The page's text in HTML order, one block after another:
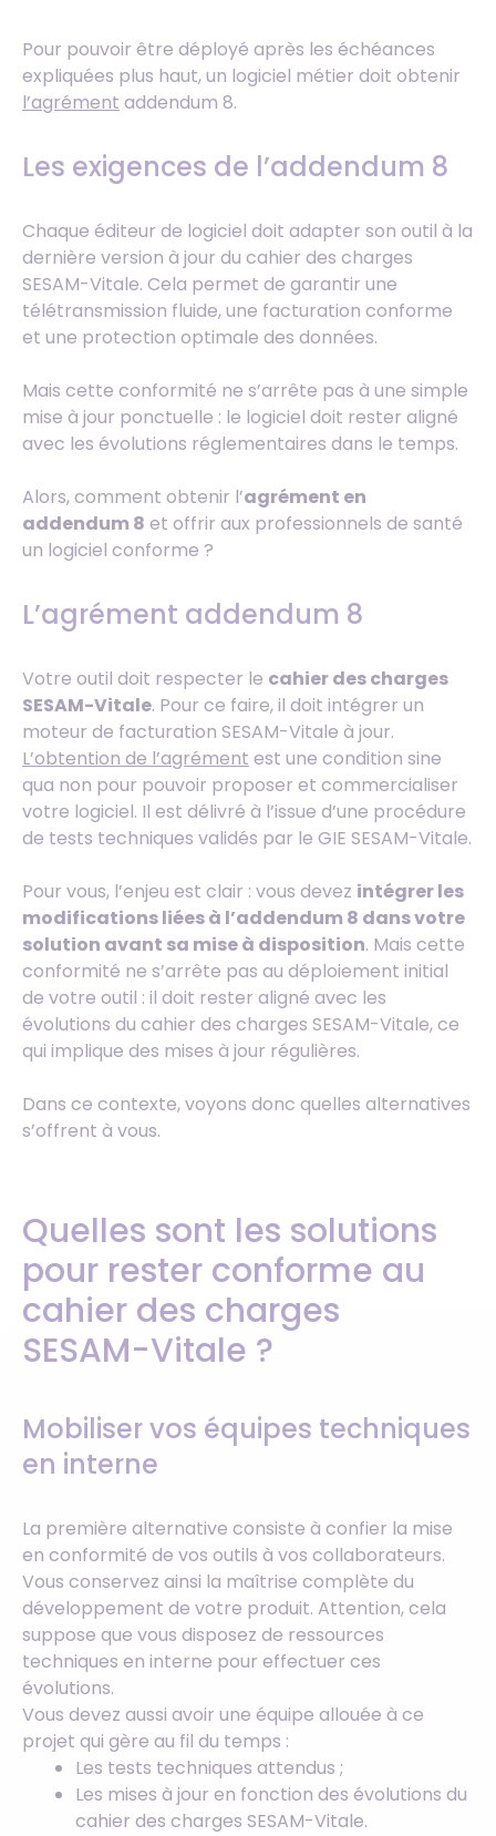
Pour pouvoir être déployé après les échéances
expliquées plus haut, un logiciel métier doit obtenir
l’agrément addendum 8.
Les exigences de l’addendum 8
Chaque éditeur de logiciel doit adapter son outil à la
dernière version à jour du cahier des charges
SESAM-Vitale. Cela permet de garantir une
télétransmission fluide, une facturation conforme
et une protection optimale des données.
Mais cette conformité ne s’arrête pas à une simple
mise à jour ponctuelle : le logiciel doit rester aligné
avec les évolutions réglementaires dans le temps.
Alors, comment obtenir l’agrément en
addendum 8 et offrir aux professionnels de santé
un logiciel conforme ?
L’agrément addendum 8
Votre outil doit respecter le cahier des charges
SESAM-Vitale. Pour ce faire, il doit intégrer un
moteur de facturation SESAM-Vitale à jour.
L’obtention de l’agrément est une condition sine
qua non pour pouvoir proposer et commercialiser
votre logiciel. Il est délivré à l’issue d’une procédure
de tests techniques validés par le GIE SESAM-Vitale.
Pour vous, l’enjeu est clair : vous devez intégrer les
modifications liées à l’addendum 8 dans votre
solution avant sa mise à disposition. Mais cette
conformité ne s’arrête pas au déploiement initial
de votre outil : il doit rester aligné avec les
évolutions du cahier des charges SESAM-Vitale, ce
qui implique des mises à jour régulières.
Dans ce contexte, voyons donc quelles alternatives
s’offrent à vous.
Quelles sont les solutions
pour rester conforme au
cahier des charges
SESAM-Vitale ?
Mobiliser vos équipes techniques
en interne
La première alternative consiste à confier la mise
en conformité de vos outils à vos collaborateurs.
Vous conservez ainsi la maîtrise complète du
développement de votre produit. Attention, cela
suppose que vous disposez de ressources
techniques en interne pour effectuer ces
évolutions.
Vous devez aussi avoir une équipe allouée à ce
projet qui gère au fil du temps :
Les tests techniques attendus ;
Les mises à jour en fonction des évolutions du
cahier des charges SESAM-Vitale.